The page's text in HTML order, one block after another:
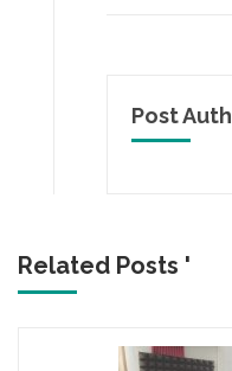
Post
Related Posts '